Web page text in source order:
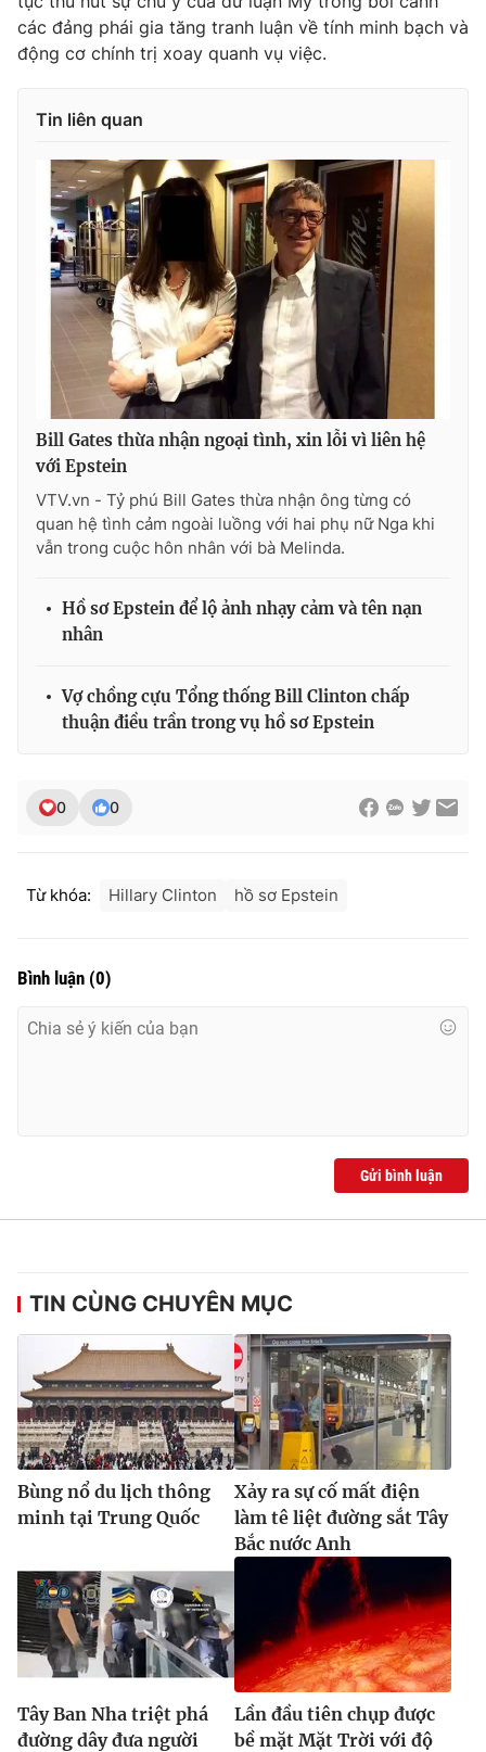
các đảng phái gia tăng tranh luận về tính minh bạch và
động cơ chính trị xoay quanh vụ việc.
Tin liên quan
Bill Gates thừa nhận ngoại tình, xin lỗi vì liên hệ
với Epstein
VTV.vn - Tỷ phú Bill Gates thừa nhận ông từng có
quan hệ tình cảm ngoài luồng với hai phụ nữ Nga khi
vẫn trong cuộc hôn nhân với bà Melinda.
Hồ sơ Epstein để lộ ảnh nhạy cảm và tên nạn
nhân
Vợ chồng cựu Tổng thống Bill Clinton chấp
thuận điều trần trong vụ hồ sơ Epstein
0 0
Từ khóa: Hillary Clinton hồ sơ Epstein
Bình luận (0)
Gửi bình luận
TIN CÙNG CHUYÊN MỤC
Bùng nổ du lịch thông
minh tại Trung Quốc
Xảy ra sự cố mất điện
làm tê liệt đường sắt Tây
Bắc nước Anh
Tây Ban Nha triệt phá
đường dây đưa người
Lần đầu tiên chụp được
bề mặt Mặt Trời với độ